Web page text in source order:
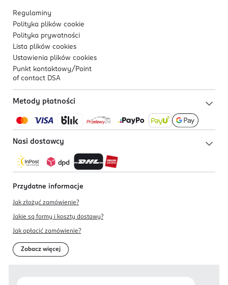
Regulaminy
Polityka plików cookie
Polityka prywatności
Lista plików cookies
Ustawienia plików cookies
Punkt kontaktowy/ Point
of contact DSA
Metody płatności
Nasi dostawcy
Przydatne informacje
Jak złożyć zamówienie?
Jakie są formy i koszty dostawy?
Jak opłacić zamówienie?
Zobacz więcej